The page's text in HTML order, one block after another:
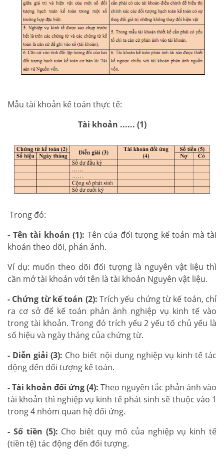
Mẫu tài khoản kế toán thực tế:
Tài khoản ...... (1)
Trong đó:
- Tên tài khoản (1): Tên của đối tượng kế toán mà tài
khoản theo dõi, phản ánh.
Ví dụ: muốn theo dõi đối tượng là nguyên vật liệu thì
cần mở tài khoản với tên là tài khoản Nguyên vật liệu.
- Chứng từ kế toán (2): Trích yếu chứng từ kế toán, chỉ
ra cơ sở để kế toán phản ánh nghiệp vụ kinh tế vào
trong tài khoản. Trong đó trích yếu 2 yếu tố chủ yếu là
số hiệu và ngày tháng của chứng từ.
- Diễn giải (3): Cho biết nội dung nghiệp vụ kinh tế tác
động đến đối tượng kế toán.
- Tài khoản đối ứng (4): Theo nguyên tắc phản ánh vào
tài khoản thì nghiệp vụ kinh tế phát sinh sẽ thuộc vào 1
trong 4 nhóm quan hệ đối ứng.
- Số tiền (5): Cho biêt quy mô của nghiệp vụ kinh tế
(tiền tệ) tác động đến đối tượng.